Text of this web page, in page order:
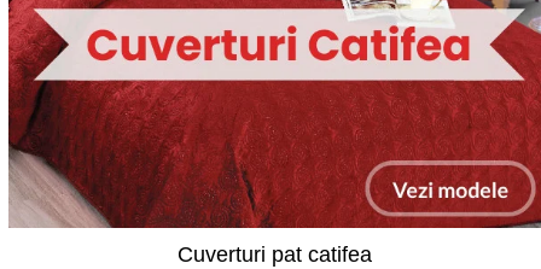
Cuverturi pat catifea